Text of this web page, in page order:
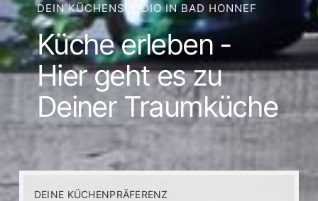
DEIN KÜCHENSTUDIO IN BAD HONNEF
Küche erleben -
Hier geht es zu
Deiner Traumküche
DEINE KÜCHENPRÄFERENZ